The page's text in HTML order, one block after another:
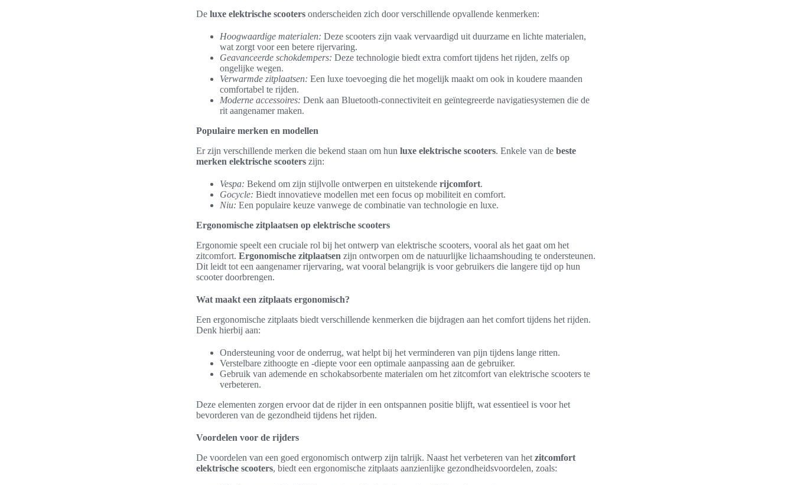
De luxe elektrische scooters onderscheiden zich door verschillende opvallende kenmerken:
Hoogwaardige materialen: Deze scooters zijn vaak vervaardigd uit duurzame en lichte materialen,
wat zorgt voor een betere rijervaring.
Geavanceerde schokdempers: Deze technologie biedt extra comfort tijdens het rijden, zelfs op
ongelijke wegen.
Verwarmde zitplaatsen: Een luxe toevoeging die het mogelijk maakt om ook in koudere maanden
comfortabel te rijden.
Moderne accessoires: Denk aan Bluetooth-connectiviteit en geïntegreerde navigatiesystemen die de
rit aangenamer maken.
Populaire merken en modellen
Er zijn verschillende merken die bekend staan om hun luxe elektrische scooters. Enkele van de beste
merken elektrische scooters zijn:
Vespa: Bekend om zijn stijlvolle ontwerpen en uitstekende rijcomfort.
Gocycle: Biedt innovatieve modellen met een focus op mobiliteit en comfort.
Niu: Een populaire keuze vanwege de combinatie van technologie en luxe.
Ergonomische zitplaatsen op elektrische scooters
Ergonomie speelt een cruciale rol bij het ontwerp van elektrische scooters, vooral als het gaat om het
zitcomfort. Ergonomische zitplaatsen zijn ontworpen om de natuurlijke lichaamshouding te ondersteunen.
Dit leidt tot een aangenamer rijervaring, wat vooral belangrijk is voor gebruikers die langere tijd op hun
scooter doorbrengen.
Wat maakt een zitplaats ergonomisch?
Een ergonomische zitplaats biedt verschillende kenmerken die bijdragen aan het comfort tijdens het rijden.
Denk hierbij aan:
Ondersteuning voor de onderrug, wat helpt bij het verminderen van pijn tijdens lange ritten.
Verstelbare zithoogte en -diepte voor een optimale aanpassing aan de gebruiker.
Gebruik van ademende en schokabsorbente materialen om het zitcomfort van elektrische scooters te
verbeteren.
Deze elementen zorgen ervoor dat de rijder in een ontspannen positie blijft, wat essentieel is voor het
bevorderen van de gezondheid tijdens het rijden.
Voordelen voor de rijders
De voordelen van een goed ergonomisch ontwerp zijn talrijk. Naast het verbeteren van het zitcomfort
elektrische scooters, biedt een ergonomische zitplaats aanzienlijke gezondheidsvoordelen, zoals: